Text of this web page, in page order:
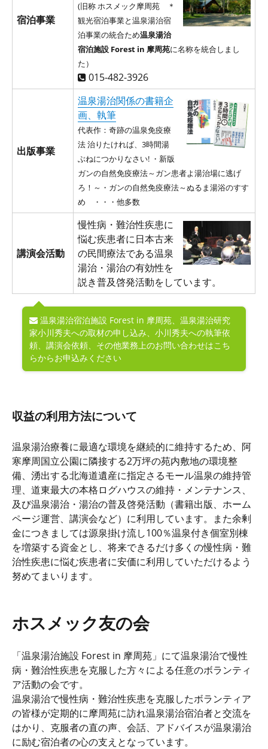
宿泊事業
(旧称 ホスメック摩周苑 ＊
観光宿泊事業と温泉湯治宿
泊事業の統合ため温泉湯治
宿泊施設 Forest in 摩周苑に名称を統合しまし
た）
015-482-3926
出版事業
温泉湯治関係の書籍企
画、執筆
代表作：奇跡の温泉免疫療
法 治りたければ、3時間湯
ぶねにつかりなさい! ・新版
ガンの自然免疫療法～ガン患者よ湯治場に逃げ
ろ！～・ガンの自然免疫療法～ぬるま湯浴のすす
め ・・・他多数
講演会活動
慢性病・難治性疾患に
悩む疾患者に日本古来
の民間療法である温泉
湯治・湯治の有効性を
説き普及啓発活動をしています。
温泉湯治宿泊施設 Forest in 摩周苑、温泉湯治研究
家小川秀夫への取材の申し込み、小川秀夫への執筆依
頼、講演会依頼、その他業務上のお問い合わせはこち
らからお申込みください
収益の利用方法について
温泉湯治療養に最適な環境を継続的に維持するため、阿
寒摩周国立公園に隣接する2万坪の苑内敷地の環境整
備、湧出する北海道遺産に指定さるモール温泉の維持管
理、道東最大の本格ログハウスの維持・メンテナンス、
及び温泉湯治・湯治の普及啓発活動（書籍出版、ホーム
ページ運営、講演会など）に利用しています。また余剰
金につきましては源泉掛け流し100％温泉付き個室別棟
を増築する資金とし、将来できるだけ多くの慢性病・難
治性疾患に悩む疾患者に安価に利用していただけるよう
努めてまいります。
ホスメック友の会
「温泉湯治施設 Forest in 摩周苑」にて温泉湯治で慢性
病・難治性疾患を克服した方々による任意のボランティ
ア活動の会です。
温泉湯治で慢性病・難治性疾患を克服したボランティア
の皆様が定期的に摩周苑に訪れ温泉湯治宿泊者と交流を
はかり、克服者の直の声、会話、アドバイスが温泉湯治
に励む宿泊者の心の支えとなっています。